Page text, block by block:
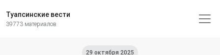
Туапсинские вести
39773 материалов
29 октября 2025